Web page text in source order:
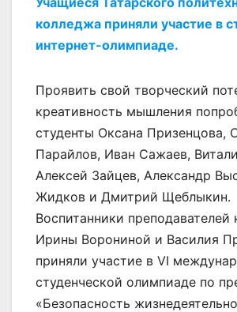
колледжа приняли участие в
интернет-олимпиаде.
Проявить свой творческий
креативность мышления
студенты Оксана Призенцова,
Парайлов, Иван Сажаев,
Алексей Зайцев, Александр
Жидков и Дмитрий Щеблыкин.
Воспитанники преподавателей
Ирины Ворониной и Василия
приняли участие в VI
студенческой олимпиаде по
«Безопасность